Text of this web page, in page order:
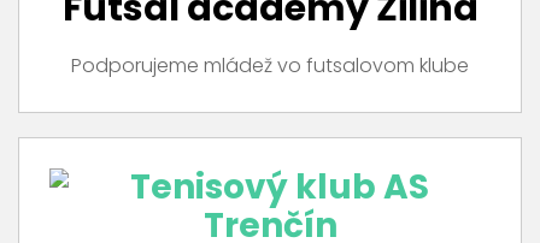
Podporujeme mládež vo futsalovom klube